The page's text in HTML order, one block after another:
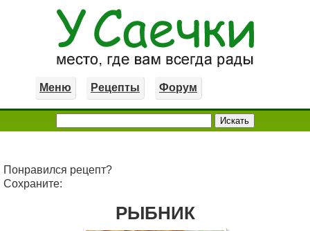
Меню Рецепты Форум
Понравился рецепт?
Сохраните:
РЫБНИК